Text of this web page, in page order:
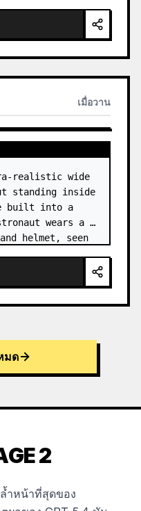
details,…
เมื่อวาน
realistic wide
standing inside
built into a
wears a
helmet, seen
มด
2
ำหน้าที่สุดของ